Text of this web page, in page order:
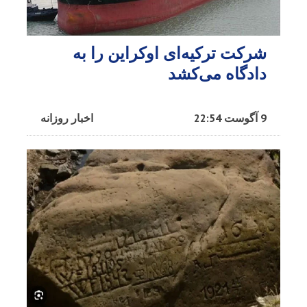
شرکت ترکیه‌ای اوکراین را به
دادگاه می‌کشد
اخبار روزانه 9 آگوست 22:54